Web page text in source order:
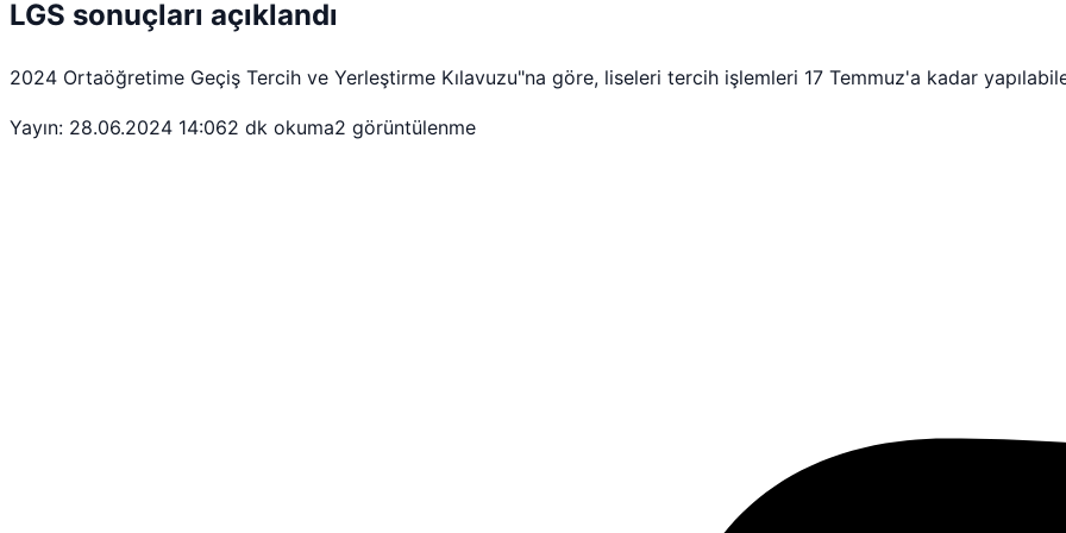
LGS sonuçları açıklandı
2024 Ortaöğretime Geçiş Tercih ve Yerleştirme Kılavuzu"na göre, liseleri tercih işlemleri 17 Temmuz'a kadar
Yayın: 28.06.2024 14:062 dk okuma2 görüntülenme